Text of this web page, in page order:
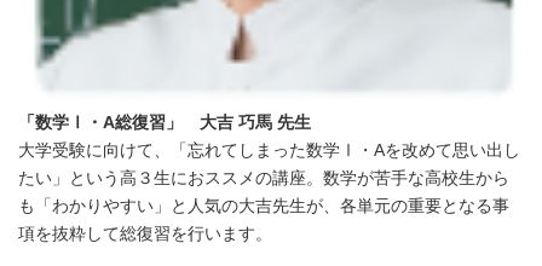
「数学Ⅰ・ A総復習」 大吉 巧馬 先生
大学受験に向けて、「忘れてしまった数学Ⅰ・Aを改めて思い出し
たい」という高３生におススメの講座。数学が苦手な高校生から
も「わかりやすい」と人気の大吉先生が、各単元の重要となる事
項を抜粋して総復習を行います。